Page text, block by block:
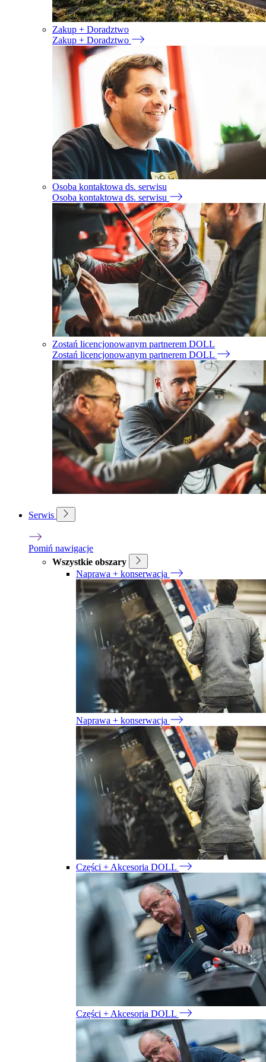
Zakup + Doradztwo
Zakup + Doradztwo
Osoba kontaktowa ds. serwisu
Osoba kontaktowa ds. serwisu
Zostań licencjonowanym partnerem DOLL
Zostań licencjonowanym partnerem DOLL
Serwis
Pomiń nawigacje
Wszystkie obszary
Naprawa + konserwacja
Naprawa + konserwacja
Części + Akcesoria DOLL
Części + Akcesoria DOLL